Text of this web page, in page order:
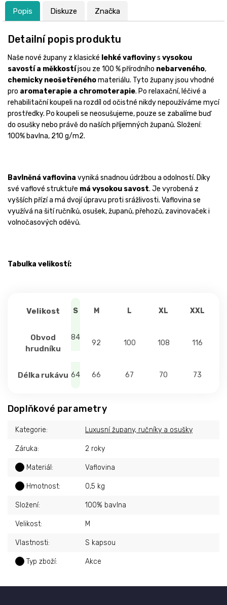
Popis Diskuze Značka
Detailní popis produktu
Naše nové župany z klasické lehké vaflovinys vysokou
savostí a měkkostíjsou ze 100 % přírodního nebarveného,
chemicky neošetřenéhomateriálu. Tyto župany jsou vhodné
pro aromaterapie a chromoterapie. Po relaxační, léčivé a
rehabilitační koupeli na rozdíl od očistné nikdy nepoužíváme mycí
prostředky. Po koupeli se neosušujeme, pouze se zabalíme buď
do osušky nebo právě do naších příjemných županů. Složení:
100% bavlna, 210 g/m2.
Bavlněná vaflovina vyniká snadnou údržbou a odolností. Díky
své vaflové struktuře má vysokou savost. Je vyrobená z
vyšších přízí a má dvojí úpravu proti srážlivosti. Vaflovina se
využívá na šití ručníků, osušek, županů, přehozů, zavinovaček i
volnočasových oděvů.
Tabulka velikostí:
Velikost S M L XL XXL
Obvod
hrudníku
84
92 100 108 116
Délka rukávu 64 66 67 70 73
Doplňkové parametry
Kategorie: Luxusní župany, ručníky a osušky
Záruka: 2 roky
Materiál : Vaflovina
Hmotnost: 0,5 kg
Složení: 100% bavlna
Velikost: M
Vlastnosti: S kapsou
Typ zboží: Akce